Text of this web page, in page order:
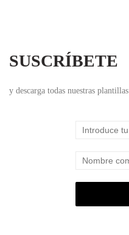
SUSCRÍBETE
y descarga todas nuestras plantillas